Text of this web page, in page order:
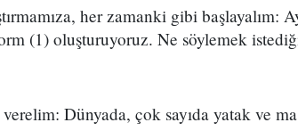
her zamanki gibi başlayalım:
(1) oluşturuyoruz. Ne söylemek
Dünyada, çok sayıda yatak ve